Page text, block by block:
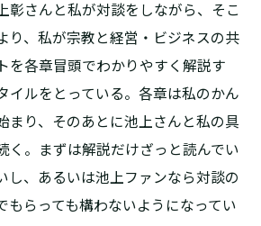
さんと私が対談をしながら、そこ
り、私が宗教と経営・ビジネスの共
を各章冒頭でわかりやすく解説す
イルをとっている。各章は私のかん
まり、そのあとに池上さんと私の具
く。まずは解説だけざっと読んでい
し、あるいは池上ファンなら対談の
もらっても構わないようになってい